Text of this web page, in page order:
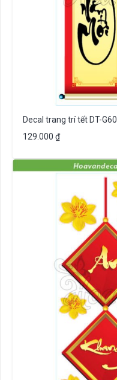
Decal trang trí tết DT-G60
129.000 ₫